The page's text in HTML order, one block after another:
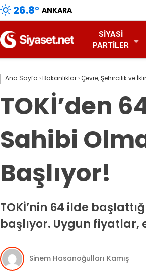
26.8° ANKARA
SIYASI
PARTILER
Ana Sayfa ›Bakanlıklar›Çevre, Şehircilik ve
TOKİ’den
Sahibi
Başlıyor!
TOKİ’nin 64 ilde
başlıyor. Uygun
Sinem Hasanoğulları Kamış